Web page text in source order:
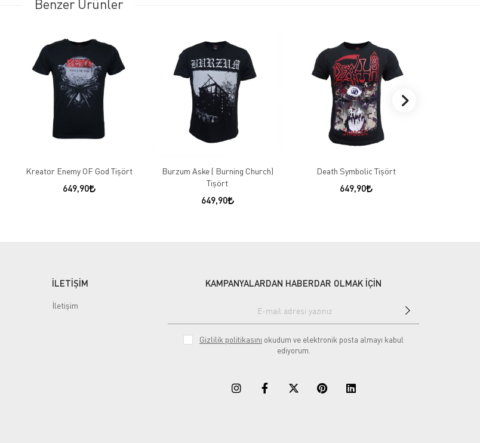
Benzer Ürünler
Kreator Enemy OF God Tişört
649,90
Burzum Aske ( Burning Church)
Tişört
649,90
Death Symbolic Tişört
649,90
İLETİŞİM
İletişim
KAMPANYALARDAN HABERDAR OLMAK İÇİN
Gizlilik politikasını okudum ve elektronik posta almayı kabul
ediyorum.